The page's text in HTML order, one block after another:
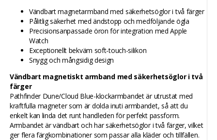
Vändbart magnetarmband med säkerhetsöglor i två färger
Pålitlig säkerhet med ändstopp och medföljande ögla
Precisionsanpassade öron för integration med Apple
Watch
Exceptionellt bekväm soft-touch-silikon
Snygg och mångsidig design
Vändbart magnetiskt armband med säkerhetsöglor i två
färger
Pathfinder Dune/Cloud Blue-klockarmbandet är utrustat med
kraftfulla magneter som är dolda inuti armbandet, så att du
enkelt kan linda det runt handleden för perfekt passform.
Armbandet är vändbart och har säkerhetsöglor i två färger, vilket
ger flera färgkombinationer som passar alla kläder och tillfällen.